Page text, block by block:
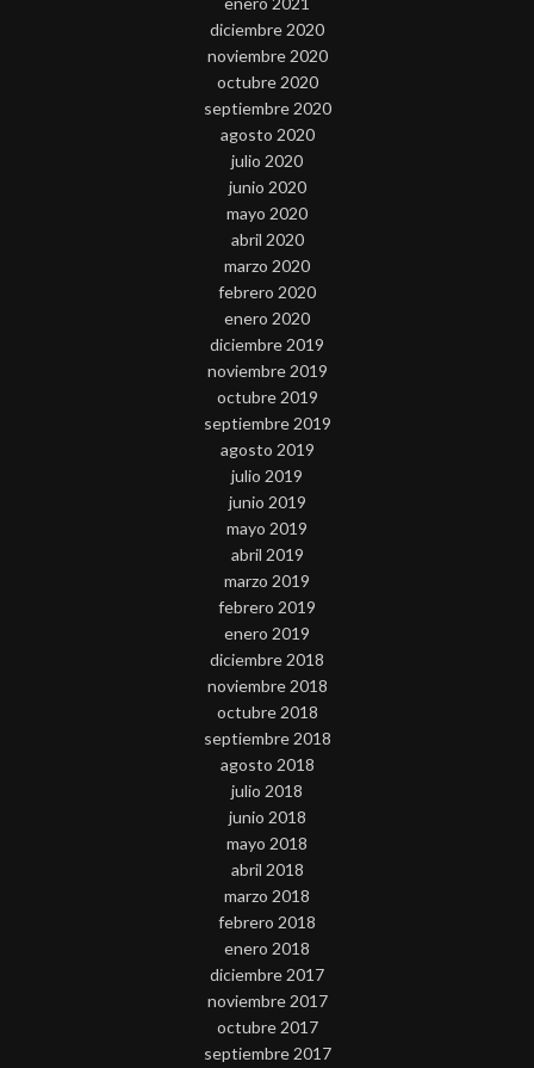
diciembre 2020
noviembre 2020
octubre 2020
septiembre 2020
agosto 2020
julio 2020
junio 2020
mayo 2020
abril 2020
marzo 2020
febrero 2020
enero 2020
diciembre 2019
noviembre 2019
octubre 2019
septiembre 2019
agosto 2019
julio 2019
junio 2019
mayo 2019
abril 2019
marzo 2019
febrero 2019
enero 2019
diciembre 2018
noviembre 2018
octubre 2018
septiembre 2018
agosto 2018
julio 2018
junio 2018
mayo 2018
abril 2018
marzo 2018
febrero 2018
enero 2018
diciembre 2017
noviembre 2017
octubre 2017
septiembre 2017